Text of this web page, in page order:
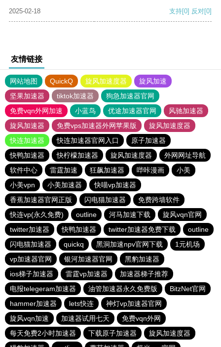
2025-02-18 支持[0] 反对[0]
友情链接
网站地图 QuickQ 旋风加速度器
旋风加速
坚果加速器
tiktok加速器
狗急加速器官网
免费vqn外网加速
小蓝鸟 优途加速器官网
风驰加速器
旋风加速器
免费vps加速器外网苹果版
旋风加速度器
快连加速器
快连加速器官网入口
原子加速器
快鸭加速器
快柠檬加速器 旋风加速度器
外网网址导航
软件中心
雷霆加速 狂飙加速器 哔咔漫画
小美
小美vpn
小美加速器
快喵vp加速器
香蕉加速器官网正版
闪电猫加速器
免费跨墙软件
快连vp(永久免费)
outline 河马加速下载
旋风vqn官网
twitter加速器
快鸭加速器 twitter加速器免费下载
outline
闪电猫加速器
quickq 黑洞加速npv官网下载
1元机场
vp加速器官网
银河加速器官网
黑豹加速器
ios梯子加速器
雷霆vp加速器
加速器梯子推荐
电报telegeram加速器
油管加速器永久免费版
BitzNet官网
hammer加速器
lets快连
神灯vp加速器官网
旋风vqn加速
加速器试用七天
免费vqn外网
每天免费2小时加速器
下载原子加速器
旋风加速度器